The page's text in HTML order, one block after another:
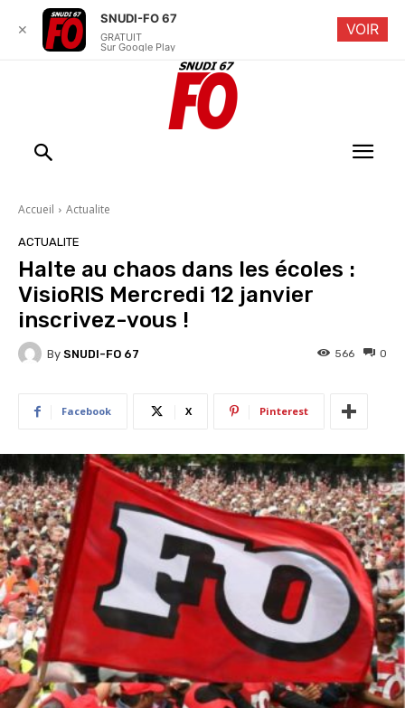
Accueil Actualite
ACTUALITE
Halte au chaos dans les écoles :
VisioRIS Mercredi 12 janvier
inscrivez-vous !
By SNUDI-FO 67 0
566
Facebook X Pinterest
✕
SNUDI-FO 67
GRATUIT
Sur Google Play
VOIR